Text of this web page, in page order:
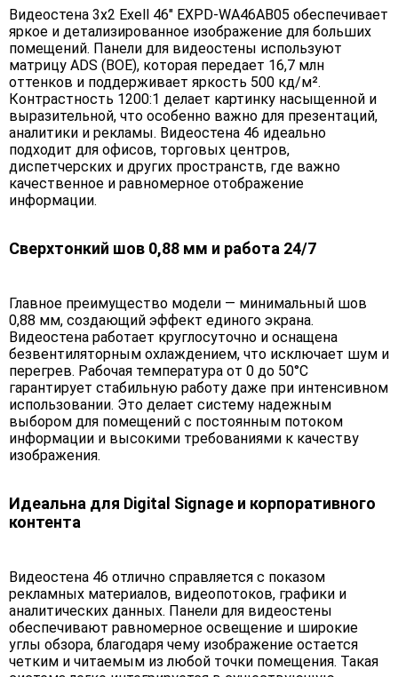
Видеостена 3х2 Exell 46" EXPD-WA46AB05 обеспечивает
яркое и детализированное изображение для больших
помещений. Панели для видеостены используют
матрицу ADS (BOE), которая передает 16,7 млн
оттенков и поддерживает яркость 500 кд/м².
Контрастность 1200:1 делает картинку насыщенной и
выразительной, что особенно важно для презентаций,
аналитики и рекламы. Видеостена 46 идеально
подходит для офисов, торговых центров,
диспетчерских и других пространств, где важно
качественное и равномерное отображение
информации.
Сверхтонкий шов 0,88 мм и работа 24/7
Главное преимущество модели — минимальный шов
0,88 мм, создающий эффект единого экрана.
Видеостена работает круглосуточно и оснащена
безвентиляторным охлаждением, что исключает шум и
перегрев. Рабочая температура от 0 до 50°C
гарантирует стабильную работу даже при интенсивном
использовании. Это делает систему надежным
выбором для помещений с постоянным потоком
информации и высокими требованиями к качеству
изображения.
Идеальна для Digital Signage и корпоративного
контента
Видеостена 46 отлично справляется с показом
рекламных материалов, видеопотоков, графики и
аналитических данных. Панели для видеостены
обеспечивают равномерное освещение и широкие
углы обзора, благодаря чему изображение остается
четким и читаемым из любой точки помещения. Такая